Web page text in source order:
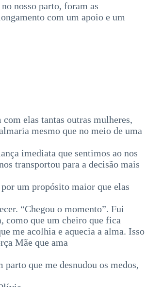
nosso parto, foram as
com um apoio e um
com elas tantas outras mulheres,
mesmo que no meio de uma
imediata que sentimos ao nos
transportou para a decisão mais
um propósito maior que elas
“Chegou o momento”. Fui
como que um cheiro que fica
me acolhia e aquecia a alma. Isso
Mãe que ama
que me desnudou os medos,